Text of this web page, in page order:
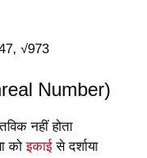
√973
Number)
नहीं होता
कोइकाई से दर्शाया